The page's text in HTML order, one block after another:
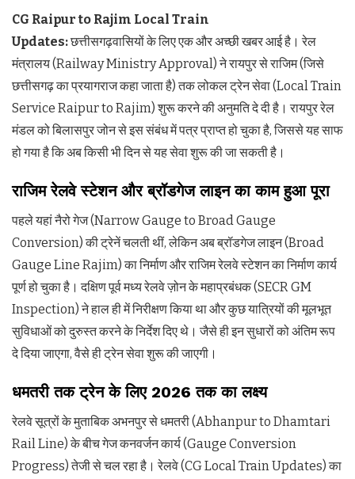
CG Raipur to Rajim Local Train
Updates:छत्तीसगढ़वासियों के लिए एक और अच्छी खबर आई है। रेल
मंत्रालय (Railway Ministry Approval) ने रायपुर से राजिम (जिसे
छत्तीसगढ़ का प्रयागराज कहा जाता है) तक लोकल ट्रेन सेवा (Local Train
Service Raipur to Rajim) शुरू करने की अनुमति दे दी है। रायपुर रेल
मंडल को बिलासपुर जोन से इस संबंध में पत्र प्राप्त हो चुका है, जिससे यह साफ
हो गया है कि अब किसी भी दिन से यह सेवा शुरू की जा सकती है।
राजिम रेलवे स्टेशन और ब्रॉडगेज लाइन का काम हुआ पूरा
पहले यहां नैरो गेज (Narrow Gauge to Broad Gauge
Conversion) की ट्रेनें चलती थीं, लेकिन अब ब्रॉडगेज लाइन (Broad
Gauge Line Rajim) का निर्माण और राजिम रेलवे स्टेशन का निर्माण कार्य
पूर्ण हो चुका है। दक्षिण पूर्व मध्य रेलवे ज़ोन के महाप्रबंधक (SECR GM
Inspection) ने हाल ही में निरीक्षण किया था और कुछ यात्रियों की मूलभूत
सुविधाओं को दुरुस्त करने के निर्देश दिए थे। जैसे ही इन सुधारों को अंतिम रूप
दे दिया जाएगा, वैसे ही ट्रेन सेवा शुरू की जाएगी।
धमतरी तक ट्रेन के लिए 2026 तक का लक्ष्य
रेलवे सूत्रों के मुताबिक अभनपुर से धमतरी (Abhanpur to Dhamtari
Rail Line) के बीच गेज कनवर्जन कार्य (Gauge Conversion
Progress) तेजी से चल रहा है। रेलवे (CG Local Train Updates) का